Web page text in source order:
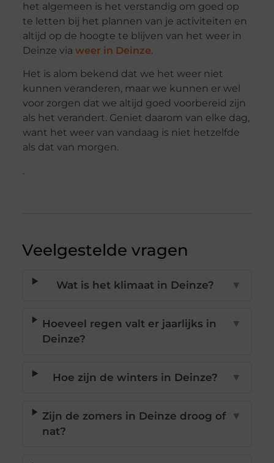
het algemeen is het verstandig om goed op
te letten bij het plannen van je activiteiten en
altijd op de hoogte te blijven van het weer in
Deinze via weer in Deinze.
Het is alom bekend dat we het weer niet
kunnen veranderen, maar we kunnen er wel
voor zorgen dat we altijd goed voorbereid zijn
als het verandert. Geniet daarom van elke dag,
want het weer van vandaag is niet hetzelfde
als dat van morgen.
.
Veelgestelde vragen
Wat is het klimaat in Deinze? ▼
Hoeveel regen valt er jaarlijks in
Deinze?
▼
Hoe zijn de winters in Deinze? ▼
Zijn de zomers in Deinze droog of
nat?
▼